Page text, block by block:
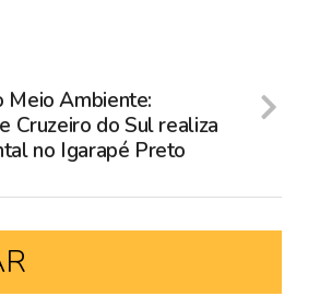
Meio Ambiente:
Cruzeiro do Sul realiza
no Igarapé Preto